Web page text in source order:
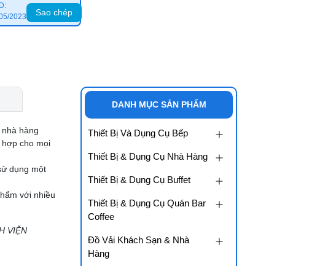
2023
Sao chép
hàng
cho mọi
dụng một
với nhiều
VIỆN
DANH MỤC SẢN PHẨM
Thiết Bị Và Dụng Cụ Bếp
Thiết Bị & Dụng Cụ Nhà Hàng
Thiết Bị & Dụng Cụ Buffet
Thiết Bị & Dụng Cụ Quán Bar
Coffee
Đồ Vải Khách Sạn & Nhà
Hàng